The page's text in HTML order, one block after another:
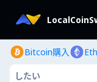
Bitcoin購入
したい